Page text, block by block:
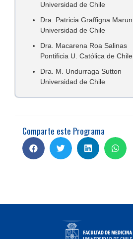
Universidad de Chile
Dra. Patricia Graffigna Marun
Universidad de Chile
Dra. Macarena Roa Salinas
Pontificia U. Católica de Chile
Dra. M. Undurraga Sutton
Universidad de Chile
Comparte este Programa